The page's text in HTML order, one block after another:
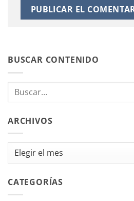
BUSCAR CONTENIDO
ARCHIVOS
Archivos
CATEGORÍAS